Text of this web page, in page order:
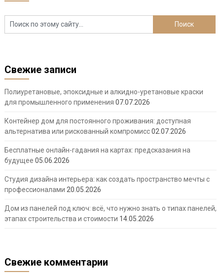
Свежие записи
Полиуретановые, эпоксидные и алкидно-уретановые краски
для промышленного применения 07.07.2026
Контейнер дом для постоянного проживания: доступная
альтернатива или рискованный компромисс02.07.2026
Бесплатные онлайн-гадания на картах: предсказания на
будущее 05.06.2026
Студия дизайна интерьера: как создать пространство мечты с
профессионалами 20.05.2026
Дом из панелей под ключ: всё, что нужно знать о типах панелей,
этапах строительства и стоимости 14.05.2026
Свежие комментарии